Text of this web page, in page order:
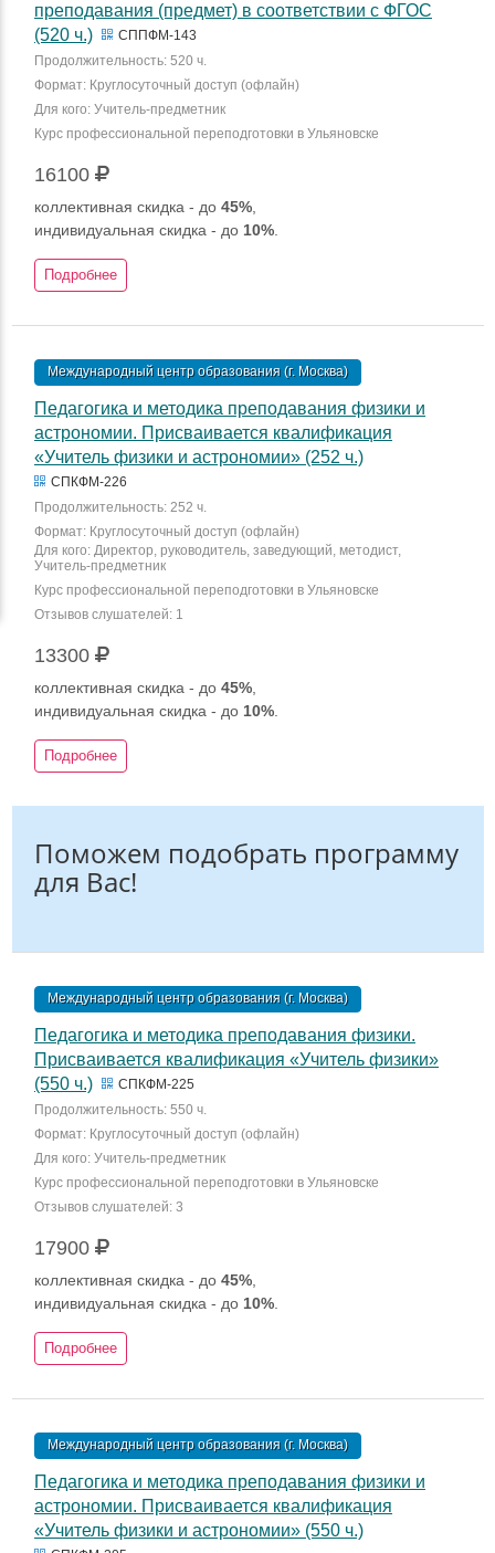
преподавания (предмет) в соответствии с ФГОС
(520 ч.)
СППФМ-143
Продолжительность: 520 ч.
Формат: Круглосуточный доступ (офлайн)
Для кого: Учитель-предметник
Курс профессиональной переподготовки в Ульяновске
16100
коллективная скидка - до 45%
индивидуальная скидка - до 10%
Подробнее
Международный центр образования (г. Москва)
Педагогика и методика преподавания физики и
астрономии. Присваивается квалификация
«Учитель физики и астрономии» (252 ч.)
СПКФМ-226
Продолжительность: 252 ч.
Формат: Круглосуточный доступ (офлайн)
Для кого: Директор, руководитель, заведующий, методист,
Учитель-предметник
Курс профессиональной переподготовки в Ульяновске
Отзывов слушателей: 1
13300
коллективная скидка - до 45%
индивидуальная скидка - до 10%
Подробнее
Поможем подобрать программу
для Вас!
Международный центр образования (г. Москва)
Педагогика и методика преподавания физики.
Присваивается квалификация «Учитель физики»
(550 ч.)
СПКФМ-225
Продолжительность: 550 ч.
Формат: Круглосуточный доступ (офлайн)
Для кого: Учитель-предметник
Курс профессиональной переподготовки в Ульяновске
Отзывов слушателей: 3
17900
коллективная скидка - до 45%
индивидуальная скидка - до 10%
Подробнее
Международный центр образования (г. Москва)
Педагогика и методика преподавания физики и
астрономии. Присваивается квалификация
«Учитель физики и астрономии» (550 ч.)